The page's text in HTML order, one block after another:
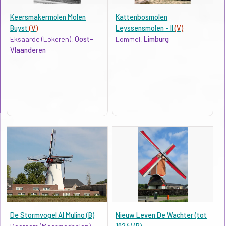
Keersmakermolen Molen
Buyst(V)
Eksaarde (Lokeren), Oost-
Vlaanderen
Kattenbosmolen
Leyssensmolen - II(V)
Lommel,Limburg
De Stormvogel Al Mulino (B)
Nieuw Leven De Wachter (tot